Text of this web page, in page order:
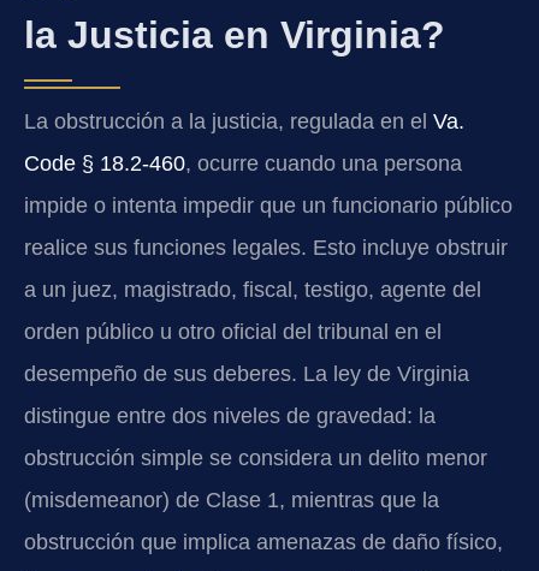
la Justicia en Virginia?
La obstrucción a la justicia, regulada en el Va.
Code § 18.2-460, ocurre cuando una persona
impide o intenta impedir que un funcionario público
realice sus funciones legales. Esto incluye obstruir
a un juez, magistrado, fiscal, testigo, agente del
orden público u otro oficial del tribunal en el
desempeño de sus deberes. La ley de Virginia
distingue entre dos niveles de gravedad: la
obstrucción simple se considera un delito menor
(misdemeanor) de Clase 1, mientras que la
obstrucción que implica amenazas de daño físico,